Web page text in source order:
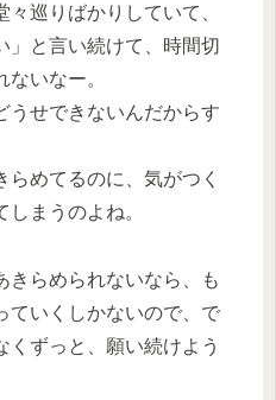
巡りばかりしていて、
」と言い続けて、時間切
いなー。
うせできないんだからす
らめてるのに、気がつく
まうのよね。
きらめられないなら、も
ていくしかないので、で
くずっと、願い続けよう